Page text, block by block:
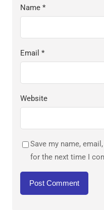
Name *
Email *
Website
Save my name,
for the next time I